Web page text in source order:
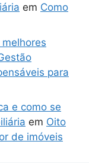
em Como
para
e como se
em Oito
de imóveis